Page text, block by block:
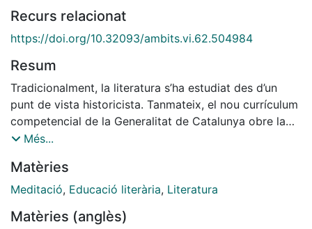
Recurs relacionat
https://doi.org/10.32093/ambits.vi.62.504984
Resum
Tradicionalment, la literatura s’ha estudiat des d’un
punt de vista historicista. Tanmateix, el nou currículum
competencial de la Generalitat de Catalunya obre la
porta a tractar-la com una experiència. Aquest article
Meditació de la Universitat de Barcelona: combinar
pràctiques meditatives inicials amb una conversa
comprensió més global i significativa del text.
Més...
Matèries
Meditació, Educació literària, Literatura
Matèries (anglès)